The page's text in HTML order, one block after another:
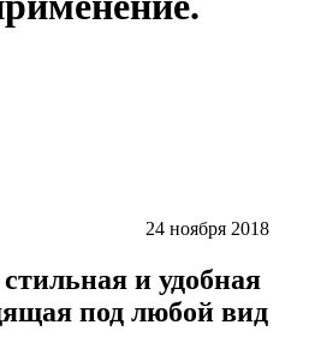
24 ноября 2018
и удобная
под любой вид